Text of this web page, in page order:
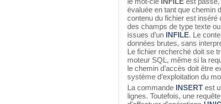
évaluée en tant que chemin
contenu du fichier est inséré
des champs de type texte
issues d’un
INFILE. Le
données brutes, sans
Le fichier recherché doit se
moteur SQL, même si la
le chemin d’accès doit être
système d’exploitation du
La commande
INSERT est
lignes. Toutefois, une